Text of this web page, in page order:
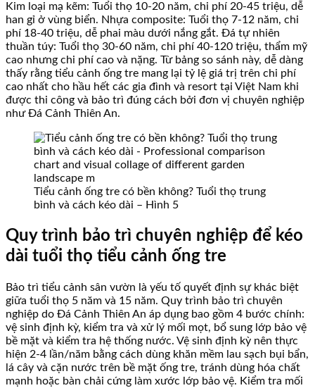
Kim loại mạ kẽm: Tuổi thọ 10-20 năm, chi phí 20-45 triệu, dễ
han gỉ ở vùng biển. Nhựa composite: Tuổi thọ 7-12 năm, chi
phí 18-40 triệu, dễ phai màu dưới nắng gắt. Đá tự nhiên
thuần túy: Tuổi thọ 30-60 năm, chi phí 40-120 triệu, thẩm mỹ
cao nhưng chi phí cao và nặng. Từ bảng so sánh này, dễ dàng
thấy rằng tiểu cảnh ống tre mang lại tỷ lệ giá trị trên chi phí
cao nhất cho hầu hết các gia đình và resort tại Việt Nam khi
được thi công và bảo trì đúng cách bởi đơn vị chuyên nghiệp
như Đá Cảnh Thiên An.
Tiểu cảnh ống tre có bền không? Tuổi thọ trung
bình và cách kéo dài – Hình 5
Quy trình bảo trì chuyên nghiệp để kéo
dài tuổi thọ tiểu cảnh ống tre
Bảo trì tiểu cảnh sân vườn là yếu tố quyết định sự khác biệt
giữa tuổi thọ 5 năm và 15 năm. Quy trình bảo trì chuyên
nghiệp do Đá Cảnh Thiên An áp dụng bao gồm 4 bước chính:
vệ sinh định kỳ, kiểm tra và xử lý mối mọt, bổ sung lớp bảo vệ
bề mặt và kiểm tra hệ thống nước. Vệ sinh định kỳ nên thực
hiện 2-4 lần/năm bằng cách dùng khăn mềm lau sạch bụi bẩn,
lá cây và cặn nước trên bề mặt ống tre, tránh dùng hóa chất
mạnh hoặc bàn chải cứng làm xước lớp bảo vệ. Kiểm tra mối